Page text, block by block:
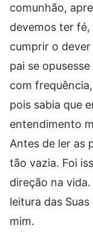
comunhão,
devemos ter fé,
cumprir o
pai se
com
pois sabia que
entendimento
Antes de ler as
tão vazia. Foi
direção na
leitura das
mim.